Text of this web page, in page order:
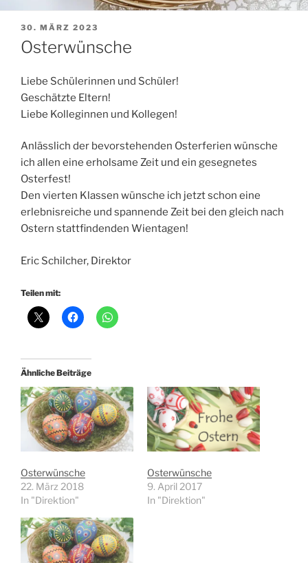
VERÖFFENTLICHT
AM
30. MÄRZ 2023
Osterwünsche
Liebe Schülerinnen und Schüler!
Geschätzte Eltern!
Liebe Kolleginnen und Kollegen!
Anlässlich der bevorstehenden Osterferien wünsche
ich allen eine erholsame Zeit und ein gesegnetes
Osterfest!
Den vierten Klassen wünsche ich jetzt schon eine
erlebnisreiche und spannende Zeit bei den gleich nach
Ostern stattfindenden Wientagen!
Eric Schilcher, Direktor
Teilen mit:
Ähnliche Beiträge
Osterwünsche
22. März 2018
In "Direktion"
Osterwünsche
9. April 2017
In "Direktion"